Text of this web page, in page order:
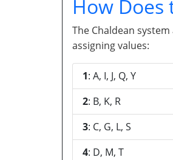
How Does
The Chaldean
assigning values:
1: A, I, J, Q, Y
2: B, K, R
3: C, G, L, S
4: D, M, T